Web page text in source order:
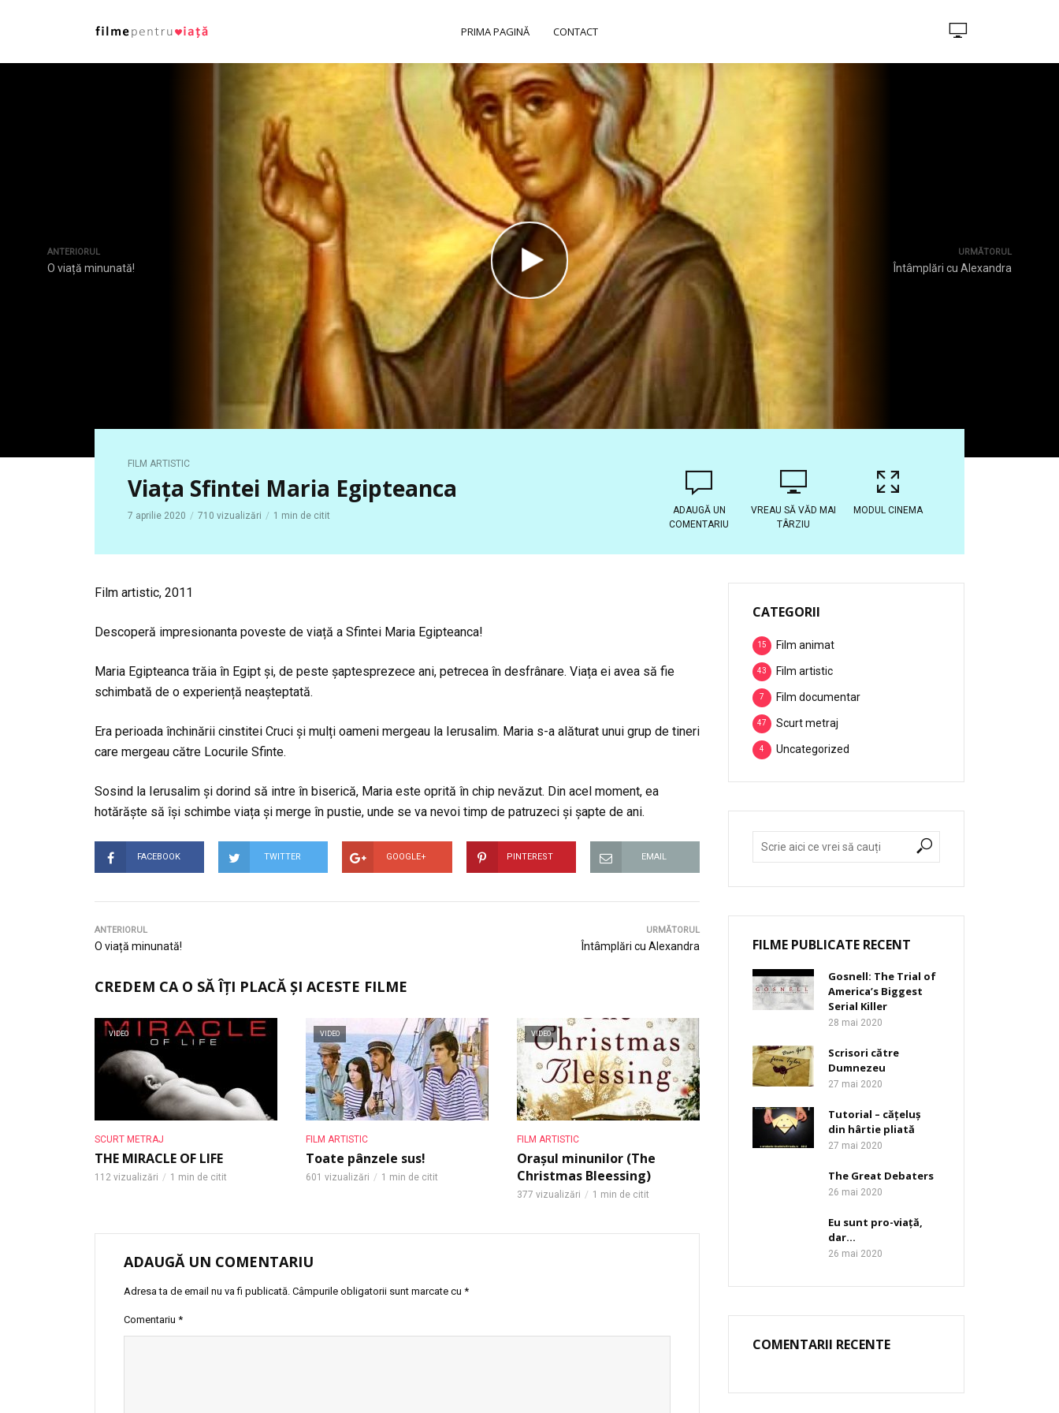
PRIMA PAGINĂ CONTACT
ANTERIORUL
O viață minunată!
URMĂTORUL
Întâmplări cu Alexandra
FILM ARTISTIC
Viața Sfintei Maria Egipteanca
7 aprilie 2020 710 vizualizări 1 min de citit
ADAUGĂ UN
COMENTARIU
VREAU SĂ VĂD MAI
TÂRZIU
MODUL CINEMA
Film artistic, 2011
Descoperă impresionanta poveste de viață a Sfintei Maria Egipteanca!
Maria Egipteanca trăia în Egipt și, de peste șaptesprezece ani, petrecea în desfrânare. Viața ei avea să fie
schimbată de o experiență neașteptată.
Era perioada închinării cinstitei Cruci și mulți oameni mergeau la Ierusalim. Maria s-a alăturat unui grup de tineri
care mergeau către Locurile Sfinte.
Sosind la Ierusalim și dorind să intre în biserică, Maria este oprită în chip nevăzut. Din acel moment, ea
hotărăște să își schimbe viața și merge în pustie, unde se va nevoi timp de patruzeci și șapte de ani.
FACEBOOK TWITTER GOOGLE+ PINTEREST EMAIL
ANTERIORUL
O viață minunată!
URMĂTORUL
Întâmplări cu Alexandra
CREDEM CA O SĂ ÎȚI PLACĂ ȘI ACESTE FILME
VIDEO
SCURT METRAJ
THE MIRACLE OF LIFE
112 vizualizări 1 min de citit
VIDEO
FILM ARTISTIC
Toate pânzele sus!
601 vizualizări 1 min de citit
VIDEO
FILM ARTISTIC
Orașul minunilor (The
Christmas Bleessing)
377 vizualizări 1 min de citit
ADAUGĂ UN COMENTARIU
Adresa ta de email nu va fi publicată. Câmpurile obligatorii sunt marcate cu *
Comentariu *
CATEGORII
Film animat
15
Film artistic
43
Film documentar
7
Scurt metraj
47
Uncategorized
4
FILME PUBLICATE RECENT
Gosnell: The Trial of
America’s Biggest
Serial Killer
28 mai 2020
Scrisori către
Dumnezeu
27 mai 2020
Tutorial – cățeluș
din hârtie pliată
27 mai 2020
The Great Debaters
26 mai 2020
Eu sunt pro-viață,
dar…
26 mai 2020
COMENTARII RECENTE